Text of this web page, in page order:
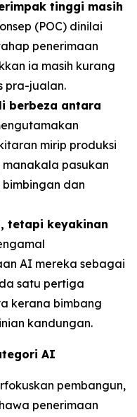
tinggi masih
(POC) dinilai
penerimaan
ia masih kurang
pra-jualan.
berbeza antara
mirip produksi
pasukan
dan
tetapi keyakinan
AI mereka sebagai
satu pertiga
kerana bimbang
kandungan.
AI
pembangun,
penerimaan